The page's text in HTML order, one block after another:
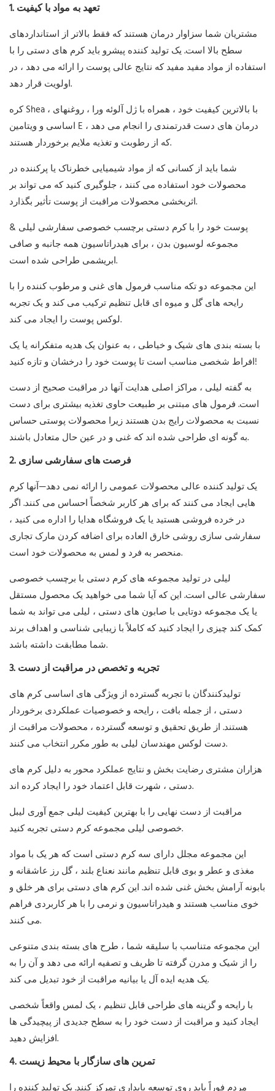
1. تعهد به مواد با کیفیت
مشتریان شما سزاوار درمان هستند که فقط بالاتر از استانداردهای
سطح بالا است. یک تولید کننده پیشرو باید کرم های دستی را با
استفاده از مواد مفید مفید که نتایج عالی پوست را ارائه می دهد ، در
اولویت قرار دهد.
کره Shea ، با بالاترین کیفیت خود ، همراه با ژل آلوئه ورا ، روغنهای
اساسی و ویتامین E ، درمان های دست قدرتمندی را انجام می دهد
که از رطوبت و تغذیه ملایم برخوردار هستند.
شما باید از کسانی که از مواد شیمیایی خطرناک یا پرکننده در
محصولات خود استفاده می کنند ، جلوگیری کنید که می تواند بر
اثربخشی محصولات مراقبت از پوست تأثیر بگذارد.
پوست خود را باکرم دستی برچسب خصوصی سفارشی لیلی &
مجموعه لوسیون بدن ، برای هیدراتاسیون همه جانبه و صافی
ابریشمی طراحی شده است.
این مجموعه دو تکه مناسب فرمول های غنی و مرطوب کننده را با
رایحه های گل و میوه ای قابل تنظیم ترکیب می کند و یک تجربه
لوکس پوست را ایجاد می کند.
با بسته بندی های شیک و خیاطی ، به عنوان یک هدیه متفکرانه یا یک
افراط شخصی مناسب است تا پوست خود را درخشان و تازه کنید!
به گفته لیلی ، مراکز اصلی هدایت آنها در مراقبت صحیح از دست
است. فرمول های مبتنی بر طبیعت حاوی تغذیه بیشتری برای دست
نسبت به محصولات رایج بدن هستند زیرا محصولات پوستی حساس
به گونه ای طراحی شده اند که غنی و در عین حال متعادل باشند.
2. فرصت های سفارشی سازی
یک تولید کننده عالی محصولات عمومی را ارائه نمی دهد—آنها کرم
هایی ایجاد می کنند که برای هر کاربر شخصاً احساس می کنند. اگر
در خرده فروشی هستید یا یک فروشگاه هدایا را اداره می کنید ،
سفارشی سازی روشی خارق العاده برای اضافه کردن مارک تجاری
منحصر به فرد و لمس به محصولات خود است.
لیلی در تولید مجموعه های کرم دستی با برچسب خصوصی
سفارشی عالی است. این که آیا شما می خواهید یک محصول مستقل
یا یک مجموعه دوتایی با صابون های دستی ، لیلی می تواند به شما
کمک کند چیزی را ایجاد کنید که کاملاً با زیبایی شناسی و اهداف برند
شما مطابقت داشته باشد.
3. تجربه و تخصص در مراقبت از دست
تولیدکنندگان با تجربه گسترده از ویژگی های اساسی کرم های
دستی ، از جمله بافت ، رایحه و خصوصیات عملکردی برخوردار
هستند. از طریق تحقیق و توسعه گسترده ، محصولات مراقبت از
دست لوکس مهندسان لیلی به طور مکرر انتخاب می کنند.
هزاران مشتری رضایت بخش و نتایج عملکرد محور به دلیل کرم های
دستی ، شهرت قابل اعتماد خود را ایجاد کرده اند.
مراقبت از دست نهایی را با بهترین کیفیت لیلی جمع آوری لیبل
خصوصی لیلی مجموعه کرم دستی تجربه کنید.
این مجموعه مجلل دارای سه کرم دستی است که هر یک با مواد
مغذی و عطر و بوی قابل تنظیم مانند نعناع بلند ، گل رز عاشقانه و
بابونه آرامش بخش غنی شده اند. این کرم های دستی برای هر خلق و
خوی مناسب هستند و هیدراتاسیون و نرمی را با هر کاربردی فراهم
می کنند.
این مجموعه متناسب با سلیقه شما ، طرح های بسته بندی متنوعی
را از شیک و مدرن گرفته تا ظریف و تصفیه ارائه می دهد و آن را به
یک هدیه ایده آل یا بیانیه مراقبت از خود تبدیل می کند.
با رایحه و گزینه های طراحی قابل تنظیم ، یک لمس واقعاً شخصی
ایجاد کنید و مراقبت از دست خود را به سطح جدیدی از پیچیدگی ها
افزایش دهید.
4. تمرین های سازگار با محیط زیست